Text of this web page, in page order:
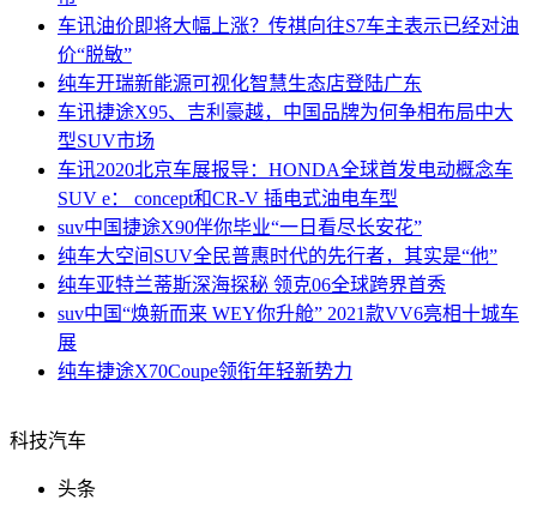
车讯油价即将大幅上涨？传祺向往S7车主表示已经对油
价“脱敏”
纯车开瑞新能源可视化智慧生态店登陆广东
车讯捷途X95、吉利豪越，中国品牌为何争相布局中大
型SUV市场
车讯2020北京车展报导：HONDA全球首发电动概念车
SUV e： concept和CR-V 插电式油电车型
suv中国捷途X90伴你毕业“一日看尽长安花”
纯车大空间SUV全民普惠时代的先行者，其实是“他”
纯车亚特兰蒂斯深海探秘 领克06全球跨界首秀
suv中国“焕新而来 WEY你升舱” 2021款VV6亮相十城车
展
纯车捷途X70Coupe领衔年轻新势力
科技汽车
头条